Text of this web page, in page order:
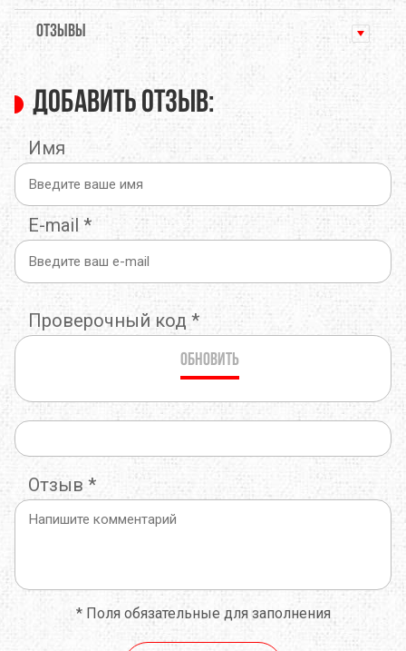
ОТЗЫВЫ
Добавить отзыв:
Имя
E-mail *
Проверочный код *
Обновить
Отзыв *
*Поля обязательные для заполнения